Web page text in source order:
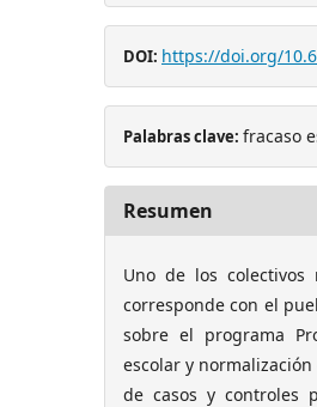
DOI: https://doi.org/
Palabras clave: fracaso
Resumen
Uno de los colectivos
corresponde con el
sobre el programa
escolar y
de casos y controles